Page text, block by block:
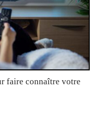
faire connaître votre